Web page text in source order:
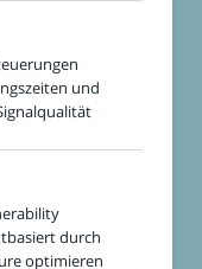
und
durch
optimieren